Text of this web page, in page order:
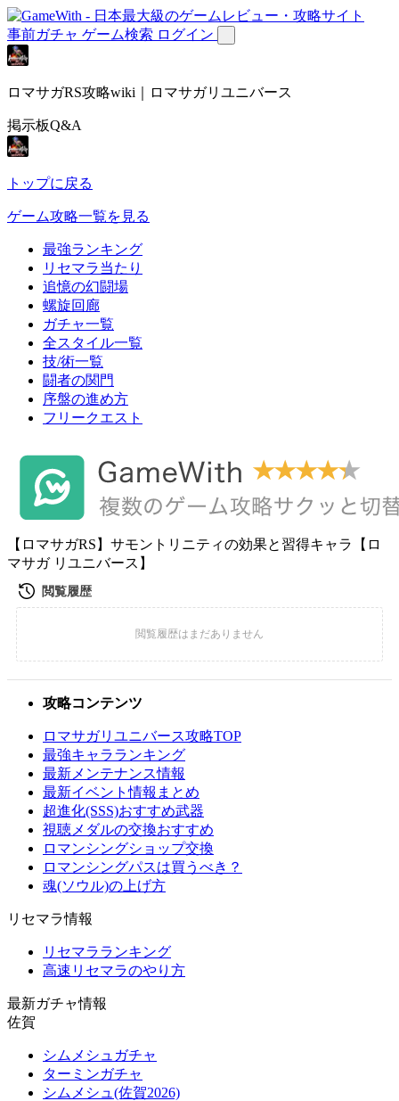
事前ガチャ ゲーム検索 ログイン
ロマサガRS攻略wiki｜ロマサガリユニバース
掲示板Q&A
トップに戻る
ゲーム攻略一覧を見る
最強ランキング
リセマラ当たり
追憶の幻闘場
螺旋回廊
ガチャ一覧
全スタイル一覧
技/術一覧
闘者の関門
序盤の進め方
フリークエスト
【ロマサガRS】サモントリニティの効果と習得キャラ【ロ
マサガ リユニバース】
攻略コンテンツ
ロマサガリユニバース攻略TOP
最強キャラランキング
最新メンテナンス情報
最新イベント情報まとめ
超進化(SSS)おすすめ武器
視聴メダルの交換おすすめ
ロマンシングショップ交換
ロマンシングパスは買うべき？
魂(ソウル)の上げ方
リセマラ情報
リセマラランキング
高速リセマラのやり方
最新ガチャ情報
佐賀
シムメシュガチャ
ターミンガチャ
シムメシュ(佐賀2026)